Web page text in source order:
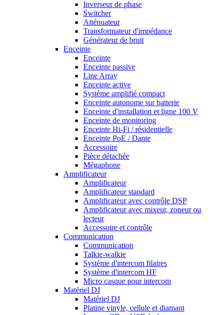
Inverseur de phase
Switcher
Atténuateur
Transformateur d'impédance
Générateur de bruit
Enceinte
Enceinte
Enceinte passive
Line Array
Enceinte active
Système amplifié compact
Enceinte autonome sur batterie
Enceinte d'installation et ligne 100 V
Enceinte de monitoring
Enceinte Hi-Fi / résidentielle
Enceinte PoE / Dante
Accessoire
Pièce détachée
Mégaphone
Amplificateur
Amplificateur
Amplificateur standard
Amplificateur avec contrôle DSP
Amplificateur avec mixeur, zoneur ou
lecteur
Accessoire et contrôle
Communication
Communication
Talkie-walkie
Système d'intercom filaires
Système d'intercom HF
Micro casque pour intercom
Matériel DJ
Matériel DJ
Platine vinyle, cellule et diamant